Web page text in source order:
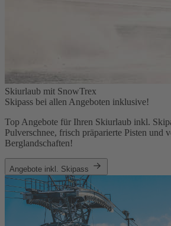
Skiurlaub mit SnowTrex
Skipass bei allen Angeboten inklusive!
Top Angebote für Ihren Skiurlaub inkl.
Pulverschnee, frisch präparierte Pisten und
Berglandschaften!
Angebote inkl. Skipass